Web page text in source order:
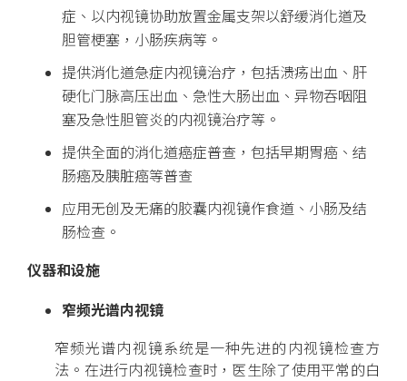
症、以内视镜协助放置金属支架以舒缓消化道及
胆管梗塞，小肠疾病等。
提供消化道急症内视镜治疗，包括溃疡出血、肝
硬化门脉高压出血、急性大肠出血、异物吞咽阻
塞及急性胆管炎的内视镜治疗等。
提供全面的消化道癌症普查，包括早期胃癌、结
肠癌及胰脏癌等普查
应用无创及无痛的胶囊内视镜作食道、小肠及结
肠检查。
仪器和设施
窄频光谱内视镜
窄频光谱内视镜系统是一种先进的内视镜检查方
法。在进行内视镜检查时，医生除了使用平常的白